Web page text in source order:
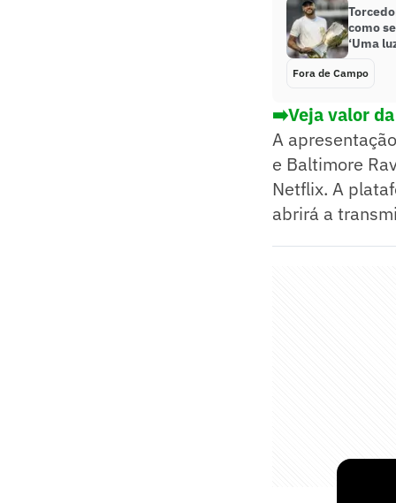
como
‘Uma
Fora de Campo
➡️Veja valor
A
e Baltimore
Netflix. A
abrirá a